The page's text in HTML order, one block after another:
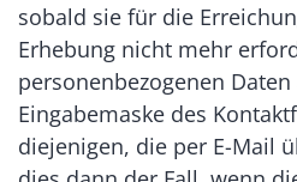
sobald sie für die
Erhebung nicht mehr
personenbezogenen
Eingabemaske des
diejenigen, die per E-Mail